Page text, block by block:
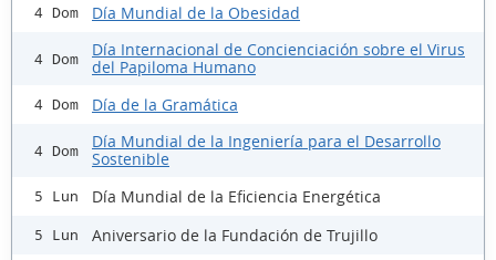
4 Dom Día Mundial de la Obesidad
4 Dom
Día Internacional de Concienciación sobre el Virus
del Papiloma Humano
4 Dom Día de la Gramática
4 Dom
Día Mundial de la Ingeniería para el Desarrollo
Sostenible
5 Lun Día Mundial de la Eficiencia Energética
5 Lun Aniversario de la Fundación de Trujillo